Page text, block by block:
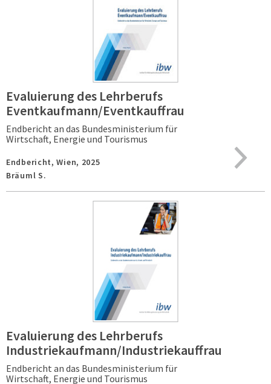
Evaluierung des Lehrberufs
Eventkaufmann/Eventkauffrau
Endbericht an das Bundesministerium für
Wirtschaft, Energie und Tourismus
Endbericht,Wien, 2025
Bräuml S.
Evaluierung des Lehrberufs
Industriekaufmann/Industriekauffrau
Endbericht an das Bundesministerium für
Wirtschaft, Energie und Tourismus